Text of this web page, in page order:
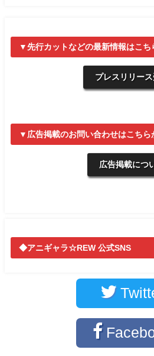
▼先行カットなどの最新情報はこち
プレスリリー
▼広告掲載のお問い合わせはこちら
広告掲載につ
◆アニギャラ☆REW 公式SNS